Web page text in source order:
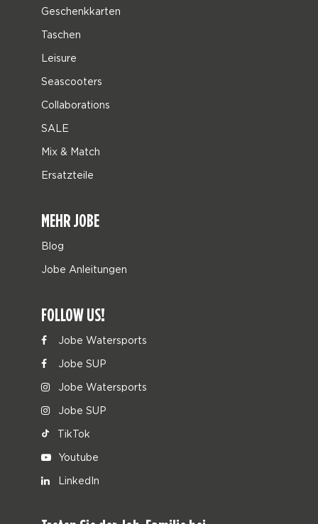
Geschenkkarten
Taschen
Leisure
Seascooters
Collaborations
SALE
Mix & Match
Ersatzteile
MEHR JOBE
Blog
Jobe Anleitungen
FOLLOW US!
Jobe Watersports
Jobe SUP
Jobe Watersports
Jobe SUP
TikTok
Youtube
LinkedIn